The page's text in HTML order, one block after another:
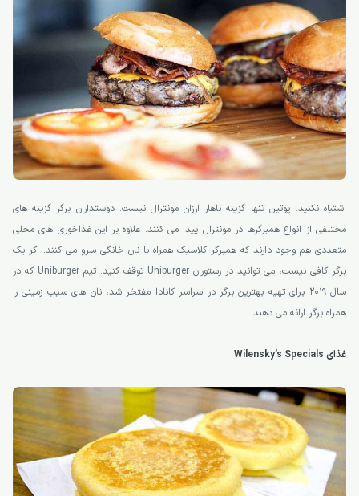
اشتباه نکنید، پوتین تنها گزینه ناهار ارزان مونترال نیست. دوستداران برگر گزینه های
مختلفی از انواع همبرگرها در مونترال پیدا می کنند. علاوه بر این غذاخوری های محلی
متعددی هم وجود دارند که همبرگر کلاسیک همراه با نان خانگی سرو می کنند. اگر یک
برگر کافی نیست، می توانید در رستوران Uniburger توقف کنید. تیم Uniburger که در
سال 2019 برای تهیه بهترین برگر در سراسر کانادا مفتخر شد، نان های سیب زمینی را
همراه برگر ارائه می دهند.
غذای Wilensky’s Specials